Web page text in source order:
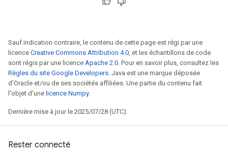
Sauf indication contraire, le contenu de cette page est régi par une
licence Creative Commons Attribution 4.0, et les échantillons de code
sont régis par une licence Apache 2.0. Pour en savoir plus, consultez les
Règles du site Google Developers. Java est une marque déposée
d'Oracle et/ou de ses sociétés affiliées. Une partie du contenu fait
l'objet d'une licence Numpy.
Dernière mise à jour le 2025/07/28 (UTC).
Rester connecté